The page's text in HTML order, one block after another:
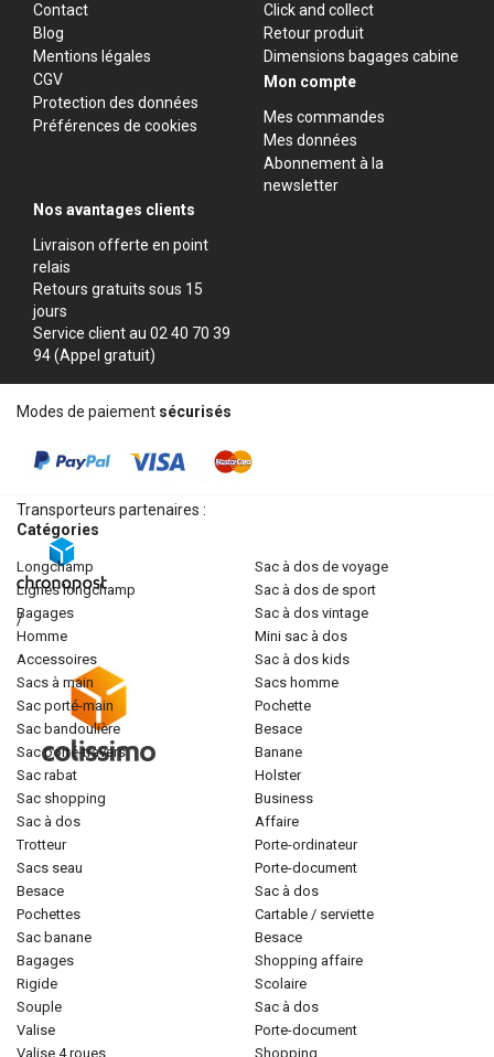
Contact
Blog
Mentions légales
CGV
Protection des données
Préférences de cookies
Click and collect
Retour produit
Dimensions bagages cabine
Mon compte
Mes commandes
Mes données
Abonnement à la
newsletter
Nos avantages clients
Livraison offerte en point
relais
Retours gratuits sous 15
jours
Service client au 02 40 70 39
94 (Appel gratuit)
Modes de paiement sécurisés
Transporteurs partenaires :
/
Catégories
longchamp
lignes longchamp
bagages
homme
accessoires
sacs à main
sac porté-main
sac bandoulière
sac porté-travers
sac rabat
sac shopping
sac à dos
trotteur
sacs seau
besace
pochettes
sac banane
bagages
rigide
souple
valise
valise 4 roues
sac à dos de voyage
sac à dos de sport
sac à dos vintage
mini sac à dos
sac à dos kids
sacs homme
pochette
besace
banane
holster
business
affaire
porte-ordinateur
porte-document
sac à dos
cartable / serviette
besace
shopping affaire
scolaire
sac à dos
porte-document
shopping